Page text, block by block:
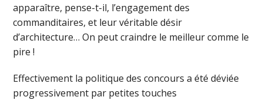
apparaître, pense-t-il, l’engagement des
commanditaires, et leur véritable désir
d’architecture… On peut craindre le meilleur comme le
pire !
Effectivement la politique des concours a été déviée
progressivement par petites touches